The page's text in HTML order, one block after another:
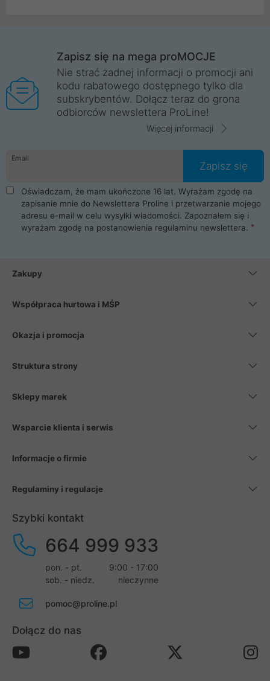
Wrocław, Poznań, Legnica, Katowice, Gliwice, Kalisz, Bytom,
Trzebnica, Opole. Szybka i profesjonalna obsługa!
ProLine to polska firma ze 100% polskim kapitałem. Działamy
legalnie i płacimy podatki w naszym kraju! Posiadamy siedzibę
główną w Mirkowie oraz salony na terenie kraju. Cała
komunikacja ze sklepem komputerowym ProLine jest
danych osobowych. Dlatego zakup notebooka albo laptopa w
ProLine to czysta przyjemność i pełne bezpieczeństwo.
Zaopatrzysz się u nas w akcesoria i części komputerowe
takie jak procesory, karty graficzne, płyty główne, pamięci,
dyski SSD, M.2 oraz HDD. Nasi pracownicy pomogą Ci wybrać
najlepszy zasilacz komputerowy oraz obudowę do komputera.
Poza komputerami mamy również najlepsze na rynku
Smartfony takich producentów jak Xiaomi, Apple, Samsung i
wentylatory. Na koniec mając już to wszystko, możesz
Zapisz się na mega proMOCJE
Nie strać żadnej informacji o promocji ani
kodu rabatowego dostępnego tylko dla
subskrybentów. Dołącz teraz do grona
odbiorców newslettera ProLine!
Więcej informacji
Email
Zapisz się
Oświadczam, że mam ukończone 16 lat. Wyrażam zgodę na
zapisanie mnie do Newslettera Proline i przetwarzanie mojego
adresu e-mail w celu wysyłki wiadomości. Zapoznałem się i
wyrażam zgodę na postanowienia regulaminu newslettera.
Zakupy
Współpraca hurtowa i MŚP
Okazja i promocja
Struktura strony
Sklepy marek
Wsparcie klienta i serwis
Informacje o firmie
Regulaminy i regulacje
Szybki kontakt
664 999 933
pon. - pt.
9:00 - 17:00
sob. - niedz.
nieczynne
pomoc@proline.pl
Dołącz do nas